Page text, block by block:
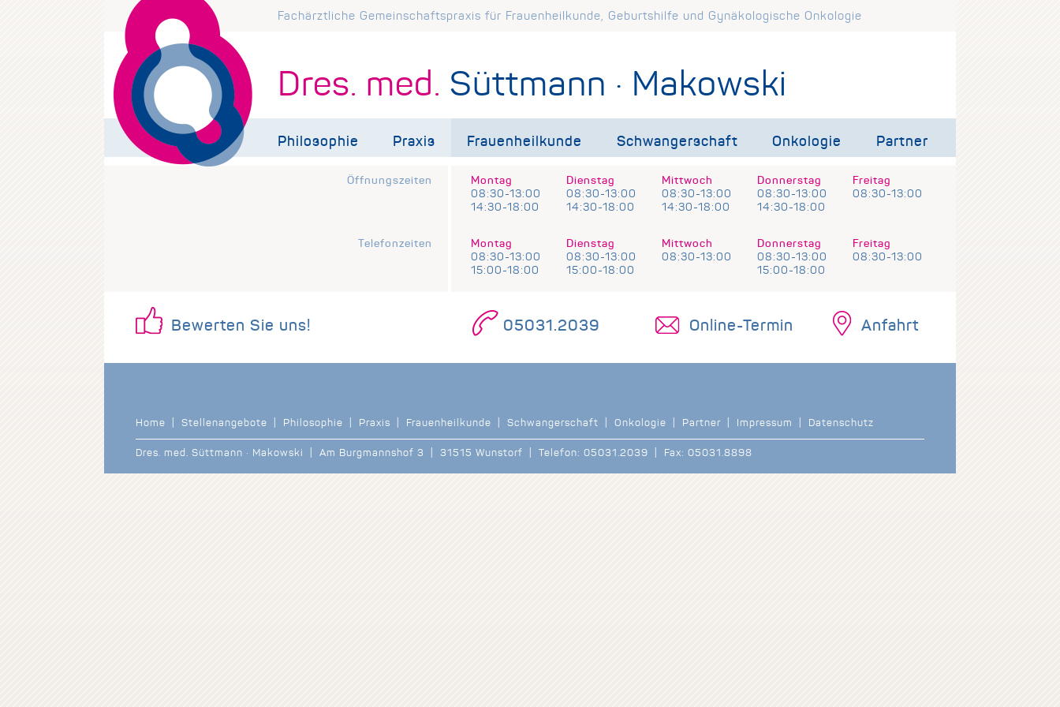
Fachärztliche Gemeinschaftspraxis für Frauenheilkunde, Geburtshilfe und Gynäkologische Onkologie
Dres. med. Süttmann · Makowski
Philosophie Praxis Frauenheilkunde Schwangerschaft Onkologie Partner
Öffnungszeiten Montag Dienstag Mittwoch Donnerstag Freitag
08:30-13:00 08:30-13:00 08:30-13:00 08:30-13:00
08:30-13:00
14:30-18:00
14:30-18:00 14:30-18:00 14:30-18:00
Telefonzeiten Montag Dienstag Mittwoch Donnerstag Freitag
08:30-13:00 08:30-13:00 08:30-13:00 08:30-13:00
08:30-13:00
15:00-18:00
15:00-18:00 15:00-18:00
Bewerten Sie uns! 05031.2039 Online-Termin Anfahrt
Home Stellenangebote Philosophie Praxis Frauenheilkunde Schwangerschaft Onkologie Partner Impressum Datenschutz
Dres. med. Süttmann · Makowski | Am Burgmannshof 3 | 31515 Wunstorf | Telefon: 05031.2039 | Fax: 05031.8898